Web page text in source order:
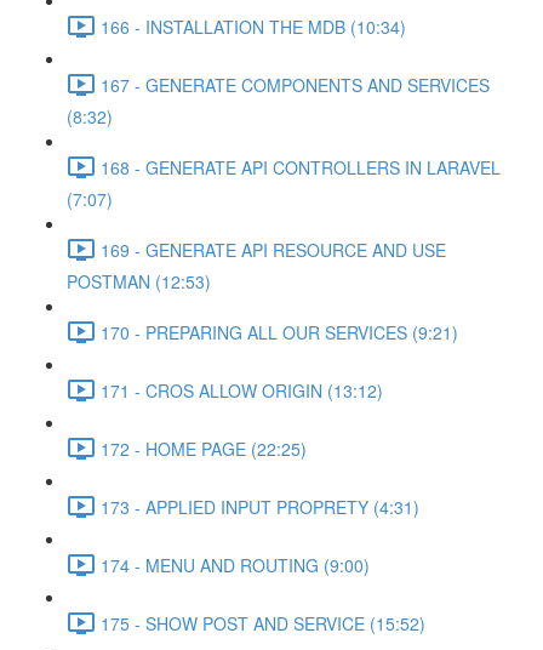
166 - INSTALLATION THE MDB (10:34)
167 - GENERATE COMPONENTS AND SERVICES
(8:32)
168 - GENERATE API CONTROLLERS IN LARAVEL
(7:07)
169 - GENERATE API RESOURCE AND USE
POSTMAN (12:53)
170 - PREPARING ALL OUR SERVICES (9:21)
171 - CROS ALLOW ORIGIN (13:12)
172 - HOME PAGE (22:25)
173 - APPLIED INPUT PROPRETY (4:31)
174 - MENU AND ROUTING (9:00)
175 - SHOW POST AND SERVICE (15:52)